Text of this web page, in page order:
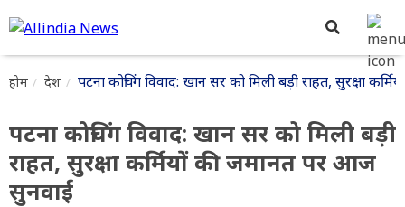
होम देश पटना कोचिंग विवाद: खान सर को मिली बड़ी राहत, सुरक्षा
पटना कोचिंग विवाद: खान सर को मिली बड़ी
राहत, सुरक्षा कर्मियों की जमानत पर आज
सुनवाई